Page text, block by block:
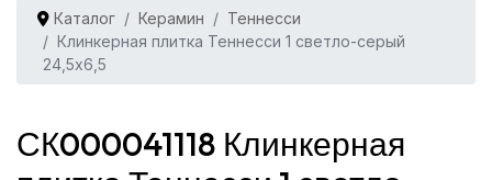
Каталог Керамин
Теннесси
Клинкерная плитка Теннесси 1 светло-серый
24,5x6,5
СК000041118 Клинкерная